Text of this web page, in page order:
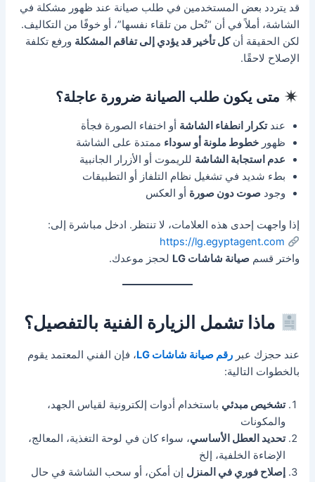
قد يتردد بعض المستخدمين في طلب صيانة عند ظهور مشكلة في
الشاشة، أملاً في أن “تُحل من تلقاء نفسها”، أو خوفًا من التكاليف.
لكن الحقيقة أنكل تأخير قد يؤدي إلى تفاقم المشكلة ورفع تكلفة
الإصلاح لاحقًا.
متى يكون طلب الصيانة ضرورة عاجلة؟
عندتكرار انطفاء الشاشة أو اختفاء الصورة فجأة
ظهورخطوط ملونة أو سوداء ممتدة على الشاشة
عدم استجابة الشاشة للريموت أو الأزرار الجانبية
بطء شديد في تشغيل نظام التلفاز أو التطبيقات
وجودصوت دون صورة أو العكس
إذا واجهت إحدى هذه العلامات، لا تنتظر. ادخل مباشرة إلى:
https://lg.egyptagent.com
واختر قسمصيانة شاشات LG لحجز موعدك.
ماذا تشمل الزيارة الفنية بالتفصيل؟
عند حجزك عبررقم صيانة شاشات LG
، فإن الفني المعتمد يقوم
بالخطوات التالية:
تشخيص مبدئي باستخدام أدوات إلكترونية لقياس الجهد،
والمكونات
تحديد العطل الأساسي، سواء كان في لوحة التغذية، المعالج،
الإضاءة الخلفية، إلخ
إصلاح فوري في المنزل إن أمكن، أو سحب الشاشة في حال